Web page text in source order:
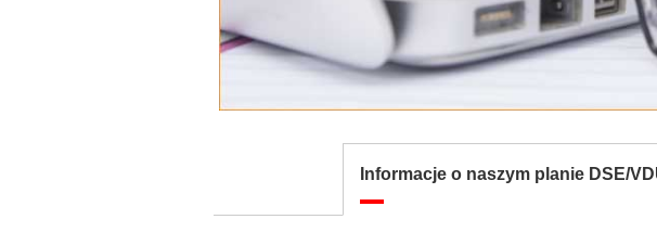
Informacje o naszym planie DSE/